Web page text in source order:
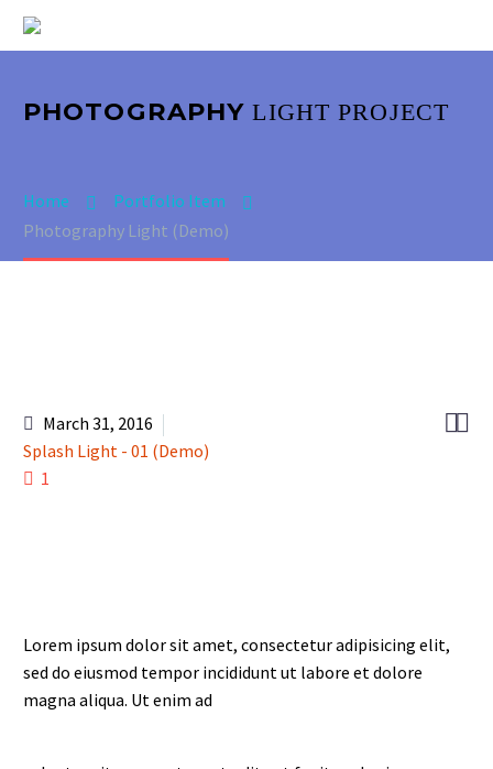
PHOTOGRAPHYLIGHT PROJECT
Home
Portfolio Item
Photography Light (Demo)

March 31, 2016
Splash Light - 01 (Demo)
1
Lorem ipsum dolor sit amet, consectetur adipisicing elit,
sed do eiusmod tempor incididunt ut labore et dolore
magna aliqua. Ut enim ad